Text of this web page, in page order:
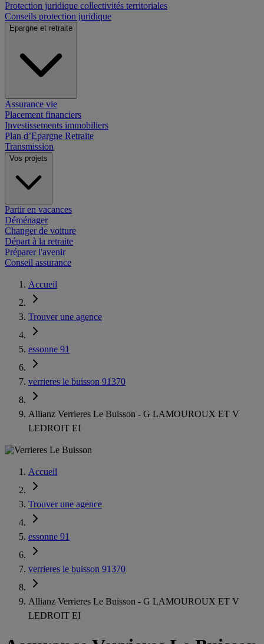
Protection juridique collectivités territoriales
Conseils protection juridique
Epargne et retraite
Assurance vie
Placement financiers
Investissements immobiliers
Plan d’Epargne Retraite
Transmission
Vos projets
Partir en vacances
Déménager
Changer de voiture
Départ à la retraite
Préparer l'avenir
Conseil assurance
Accueil
Trouver une agence
essonne 91
verrieres le buisson 91370
Allianz Verrieres Le Buisson - G LAMOUROUX ET V
LEDROIT EI
Accueil
Trouver une agence
essonne 91
verrieres le buisson 91370
Allianz Verrieres Le Buisson - G LAMOUROUX ET V
LEDROIT EI